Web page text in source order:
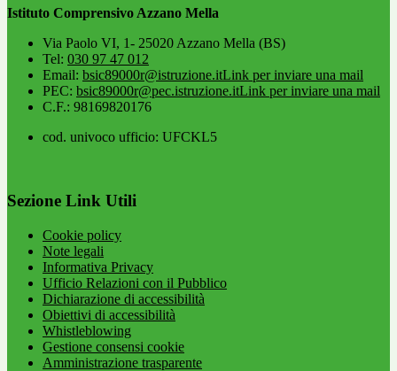
Istituto Comprensivo Azzano Mella
Via Paolo VI, 1- 25020 Azzano Mella (BS)
Tel: 030 97 47 012
Email: bsic89000r@istruzione.itLink per inviare una mail
PEC: bsic89000r@pec.istruzione.itLink per inviare una mail
C.F.: 98169820176
cod. univoco ufficio: UFCKL5
Sezione Link Utili
Cookie policy
Note legali
Informativa Privacy
Ufficio Relazioni con il Pubblico
Dichiarazione di accessibilità
Obiettivi di accessibilità
Whistleblowing
Gestione consensi cookie
Amministrazione trasparente